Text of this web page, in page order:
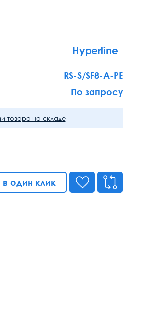
Hyperline
RS-S/SF8-A-PE
По запросу
товара на складе
в один клик